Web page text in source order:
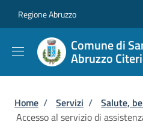
Regione Abruzzo
Comune di
Abruzzo
Briciole di pane
Home / Servizi / Salute,
Accesso al servizio di